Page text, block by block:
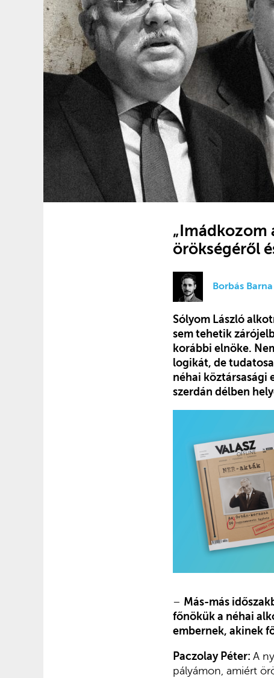
„Imádkozom
örökségéről
Borbás Barna
Sólyom László
sem tehetik
korábbi elnöke.
logikát, de
néhai köztársasági
szerdán délben
– Más-más
főnökük a néhai
embernek, akinek
Paczolay Péter: A
pályámon, amiért